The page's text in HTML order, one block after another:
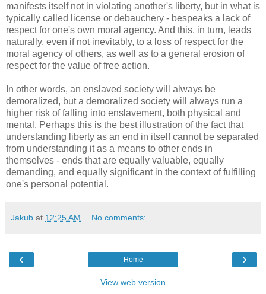
manifests itself not in violating another's liberty, but in what is
typically called license or debauchery - bespeaks a lack of
respect for one's own moral agency. And this, in turn, leads
naturally, even if not inevitably, to a loss of respect for the
moral agency of others, as well as to a general erosion of
respect for the value of free action.
In other words, an enslaved society will always be
demoralized, but a demoralized society will always run a
higher risk of falling into enslavement, both physical and
mental. Perhaps this is the best illustration of the fact that
understanding liberty as an end in itself cannot be separated
from understanding it as a means to other ends in
themselves - ends that are equally valuable, equally
demanding, and equally significant in the context of fulfilling
one's personal potential.
Jakub at 12:25 AM No comments:
‹ ›
Home
View web version